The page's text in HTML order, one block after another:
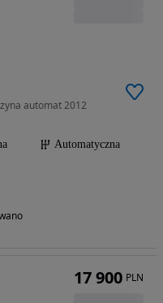
automat 2012
Automatyczna
17 900 PLN